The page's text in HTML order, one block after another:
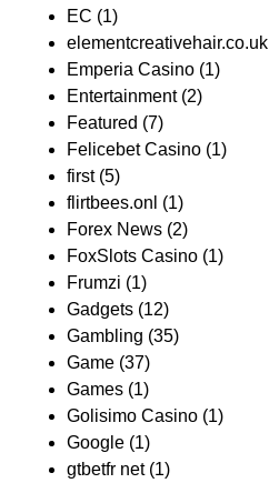
EC (1)
elementcreativehair.co.uk
Emperia Casino (1)
Entertainment(2)
Featured (7)
Felicebet Casino (1)
first(5)
flirtbees.onl (1)
Forex News (2)
FoxSlots Casino (1)
Frumzi (1)
Gadgets (12)
Gambling (35)
Game (37)
Games (1)
Golisimo Casino (1)
Google (1)
gtbetfr net(1)